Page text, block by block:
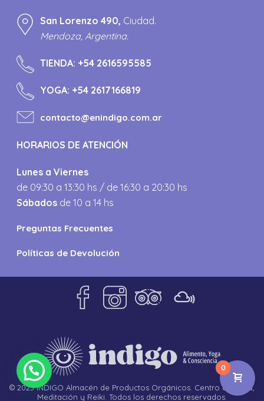
San Lorenzo 490, Ciudad.
Mendoza, Argentina.
TIENDA:+54 2616595585
YOGA:+54 2617166819
contacto@enindigo.com.ar
HORARIOS DE ATENCIÓN
Lunes a Viernes
de 09:30 a 13:30 hs / de 16:30 a 20:30 hs
Sábados de 10 a 14 hs
Preguntas Frecuentes
Políticas de Devolución
© 2023 INDIGO Almacén de Productos Orgánicos. Centro de Yoga,
Meditación y Reiki. Todos los derechos reservados.
0